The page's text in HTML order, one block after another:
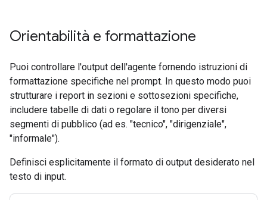
Orientabilità e formattazione
Puoi controllare l'output dell'agente fornendo istruzioni di
formattazione specifiche nel prompt. In questo modo puoi
strutturare i report in sezioni e sottosezioni specifiche,
includere tabelle di dati o regolare il tono per diversi
segmenti di pubblico (ad es. "tecnico", "dirigenziale",
"informale").
Definisci esplicitamente il formato di output desiderato nel
testo di input.